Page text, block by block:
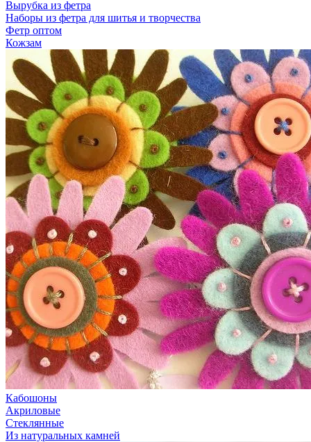
Вырубка из фетра
Наборы из фетра для шитья и творчества
Фетр оптом
Кожзам
Кабошоны
Акриловые
Стеклянные
Из натуральных камней